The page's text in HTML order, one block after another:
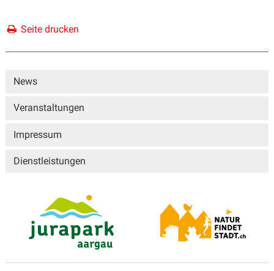
Seite drucken
Sidebar
News
Veranstaltungen
Impressum
Dienstleistungen